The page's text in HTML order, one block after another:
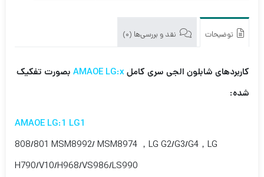
توضیحات نقد و بررسی‌ها (0)
کاربردهای شابلون الجی سری کاملAMAOE LG:x بصورت تفکیک
شده:
AMAOE LG:1 LG1
808/801 MSM8992/ MSM8974 ，LG G2/G3/G4，LG
H790/V10/H968/VS986/LS990